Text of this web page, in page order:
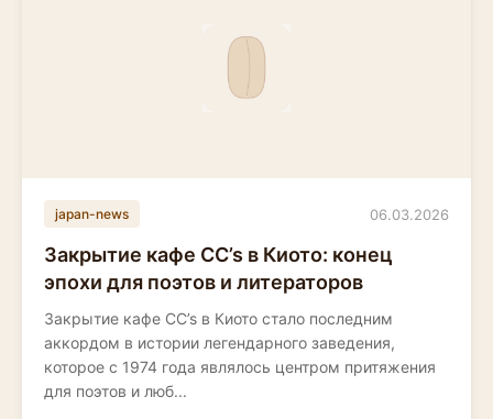
japan-news 06.03.2026
Закрытие кафе CC’s в Киото: конец
эпохи для поэтов и литераторов
Закрытие кафе CC’s в Киото стало последним
аккордом в истории легендарного заведения,
которое с 1974 года являлось центром притяжения
для поэтов и люб...